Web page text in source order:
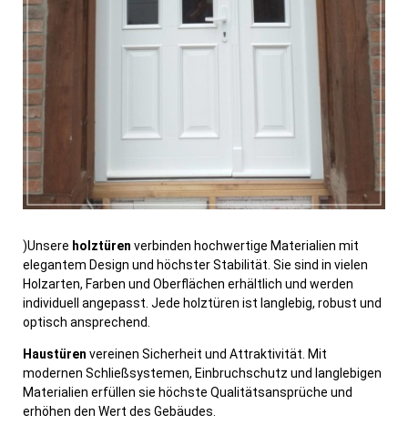
)Unsere holztüren verbinden hochwertige Materialien mit
elegantem Design und höchster Stabilität. Sie sind in vielen
Holzarten, Farben und Oberflächen erhältlich und werden
individuell angepasst. Jede holztüren ist langlebig, robust und
optisch ansprechend.
Haustüren vereinen Sicherheit und Attraktivität. Mit
modernen Schließsystemen, Einbruchschutz und langlebigen
Materialien erfüllen sie höchste Qualitätsansprüche und
erhöhen den Wert des Gebäudes.